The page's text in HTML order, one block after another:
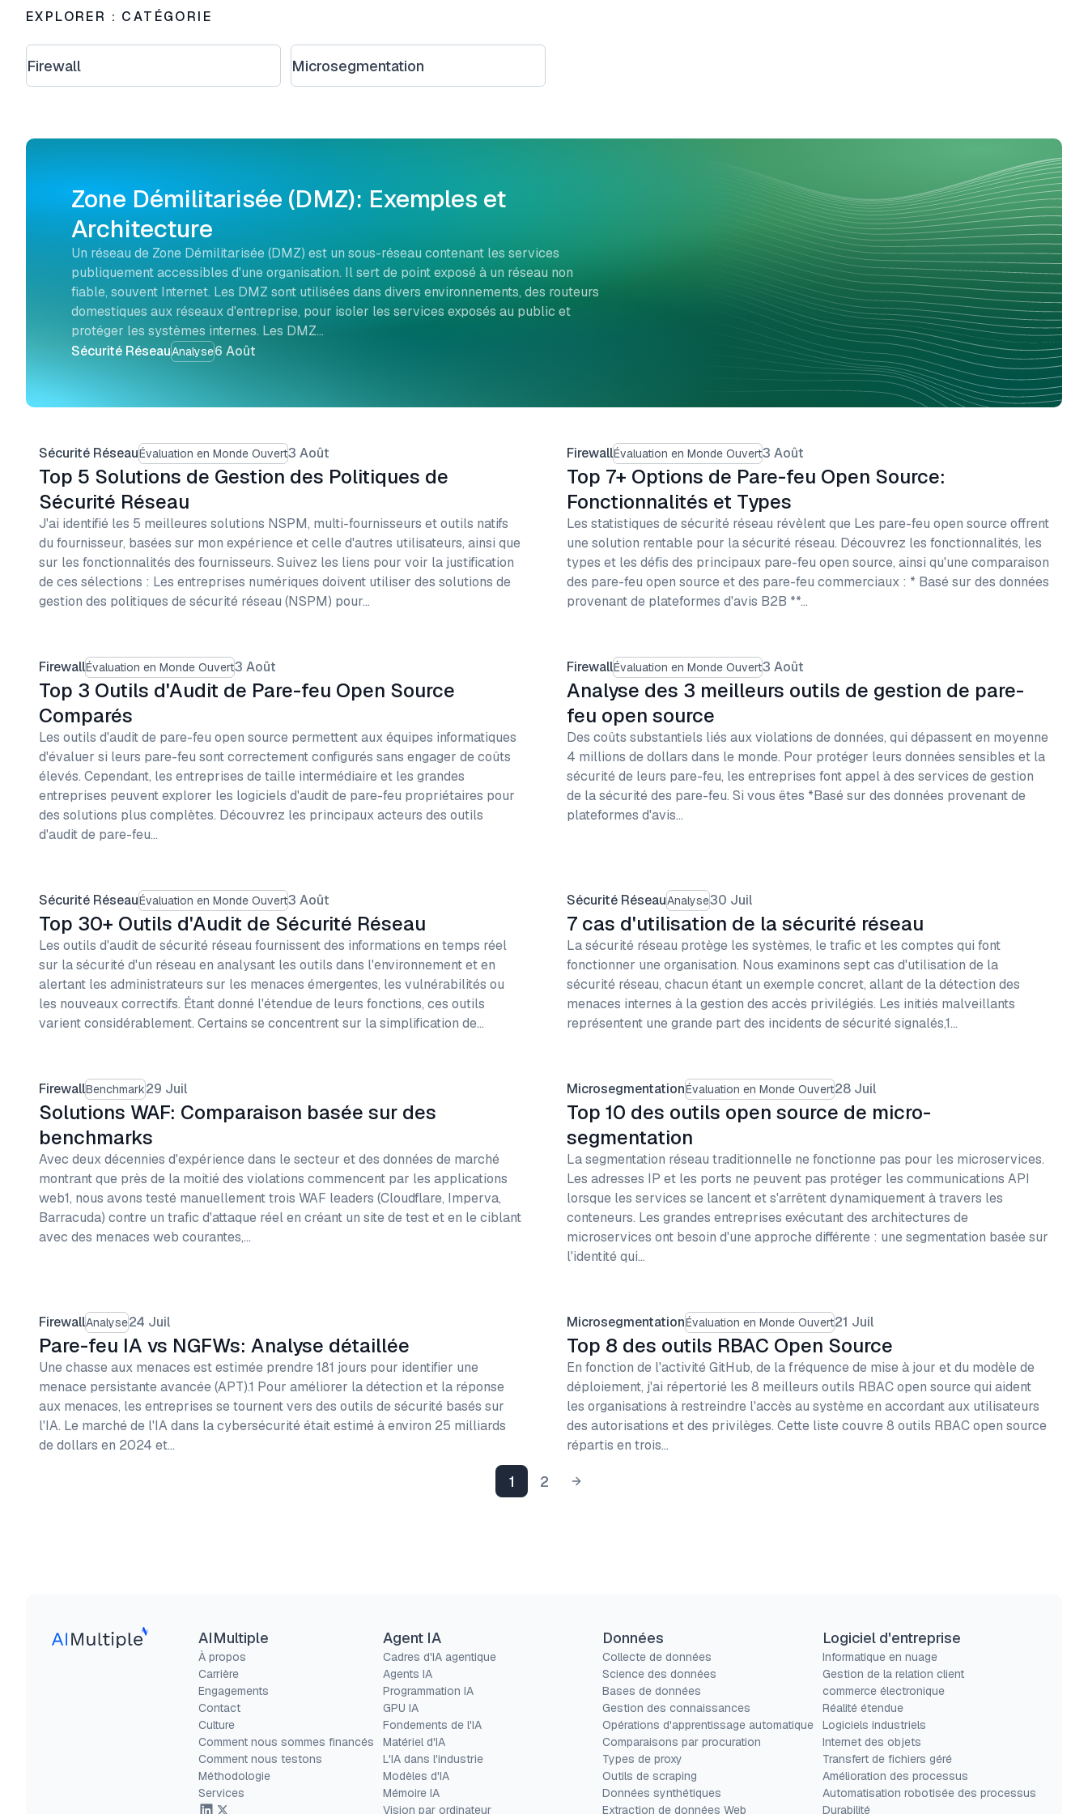
EXPLORER : CATÉGORIE
Firewall Microsegmentation
Zone Démilitarisée (DMZ): Exemples et
Architecture
Sécurité RéseauAnalyse6 Août
Un réseau de Zone Démilitarisée (DMZ) est un sous-réseau contenant les services
publiquement accessibles d'une organisation. Il sert de point exposé à un réseau non
fiable, souvent Internet. Les DMZ sont utilisées dans divers environnements, des routeurs
domestiques aux réseaux d'entreprise, pour isoler les services exposés au public et
protéger les systèmes internes. Les DMZ…
Sécurité RéseauÉvaluation en Monde Ouvert3 Août
Top 5 Solutions de Gestion des Politiques de
Sécurité Réseau
J'ai identifié les 5 meilleures solutions NSPM, multi-fournisseurs et outils natifs
du fournisseur, basées sur mon expérience et celle d'autres utilisateurs, ainsi que
sur les fonctionnalités des fournisseurs. Suivez les liens pour voir la justification
de ces sélections : Les entreprises numériques doivent utiliser des solutions de
gestion des politiques de sécurité réseau (NSPM) pour…
FirewallÉvaluation en Monde Ouvert3 Août
Top 7+ Options de Pare-feu Open Source:
Fonctionnalités et Types
Les statistiques de sécurité réseau révèlent que Les pare-feu open source offrent
une solution rentable pour la sécurité réseau. Découvrez les fonctionnalités, les
types et les défis des principaux pare-feu open source, ainsi qu'une comparaison
des pare-feu open source et des pare-feu commerciaux : * Basé sur des données
provenant de plateformes d'avis B2B **…
FirewallÉvaluation en Monde Ouvert3 Août
Top 3 Outils d'Audit de Pare-feu Open Source
Comparés
Les outils d'audit de pare-feu open source permettent aux équipes informatiques
d'évaluer si leurs pare-feu sont correctement configurés sans engager de coûts
élevés. Cependant, les entreprises de taille intermédiaire et les grandes
entreprises peuvent explorer les logiciels d'audit de pare-feu propriétaires pour
des solutions plus complètes. Découvrez les principaux acteurs des outils
d'audit de pare-feu…
FirewallÉvaluation en Monde Ouvert3 Août
Analyse des 3 meilleurs outils de gestion de pare-
feu open source
Des coûts substantiels liés aux violations de données, qui dépassent en moyenne
4 millions de dollars dans le monde. Pour protéger leurs données sensibles et la
sécurité de leurs pare-feu, les entreprises font appel à des services de gestion
de la sécurité des pare-feu. Si vous êtes *Basé sur des données provenant de
plateformes d'avis…
Sécurité RéseauÉvaluation en Monde Ouvert3 Août
Top 30+ Outils d'Audit de Sécurité Réseau
Les outils d'audit de sécurité réseau fournissent des informations en temps réel
sur la sécurité d'un réseau en analysant les outils dans l'environnement et en
alertant les administrateurs sur les menaces émergentes, les vulnérabilités ou
les nouveaux correctifs. Étant donné l'étendue de leurs fonctions, ces outils
varient considérablement. Certains se concentrent sur la simplification de…
Sécurité RéseauAnalyse30 Juil
7 cas d'utilisation de la sécurité réseau
La sécurité réseau protège les systèmes, le trafic et les comptes qui font
fonctionner une organisation. Nous examinons sept cas d'utilisation de la
sécurité réseau, chacun étant un exemple concret, allant de la détection des
menaces internes à la gestion des accès privilégiés. Les initiés malveillants
représentent une grande part des incidents de sécurité signalés,1…
FirewallBenchmark29 Juil
Solutions WAF: Comparaison basée sur des
benchmarks
Avec deux décennies d'expérience dans le secteur et des données de marché
montrant que près de la moitié des violations commencent par les applications
web1, nous avons testé manuellement trois WAF leaders (Cloudflare, Imperva,
Barracuda) contre un trafic d'attaque réel en créant un site de test et en le ciblant
avec des menaces web courantes,…
MicrosegmentationÉvaluation en Monde Ouvert28 Juil
Top 10 des outils open source de micro-
segmentation
La segmentation réseau traditionnelle ne fonctionne pas pour les microservices.
Les adresses IP et les ports ne peuvent pas protéger les communications API
lorsque les services se lancent et s'arrêtent dynamiquement à travers les
conteneurs. Les grandes entreprises exécutant des architectures de
microservices ont besoin d'une approche différente : une segmentation basée sur
l'identité qui…
FirewallAnalyse24 Juil
Pare-feu IA vs NGFWs: Analyse détaillée
Une chasse aux menaces est estimée prendre 181 jours pour identifier une
menace persistante avancée (APT).1 Pour améliorer la détection et la réponse
aux menaces, les entreprises se tournent vers des outils de sécurité basés sur
l'IA. Le marché de l'IA dans la cybersécurité était estimé à environ 25 milliards
de dollars en 2024 et…
MicrosegmentationÉvaluation en Monde Ouvert21 Juil
Top 8 des outils RBAC Open Source
En fonction de l'activité GitHub, de la fréquence de mise à jour et du modèle de
déploiement, j'ai répertorié les 8 meilleurs outils RBAC open source qui aident
les organisations à restreindre l'accès au système en accordant aux utilisateurs
des autorisations et des privilèges. Cette liste couvre 8 outils RBAC open source
répartis en trois…
1 2
AIMultiple
À propos
Carrière
Engagements
Contact
Culture
Comment nous sommes financés
Comment nous testons
Méthodologie
Services
Agent IA
Cadres d'IA agentique
Agents IA
Programmation IA
GPU IA
Fondements de l'IA
Matériel d'IA
L'IA dans l'industrie
Modèles d'IA
Mémoire IA
Vision par ordinateur
Données
Collecte de données
Science des données
Bases de données
Gestion des connaissances
Opérations d'apprentissage automatique
Comparaisons par procuration
Types de proxy
Outils de scraping
Données synthétiques
Extraction de données Web
Logiciel d'entreprise
Informatique en nuage
Gestion de la relation client
commerce électronique
Réalité étendue
Logiciels industriels
Internet des objets
Transfert de fichiers géré
Amélioration des processus
Automatisation robotisée des processus
Durabilité